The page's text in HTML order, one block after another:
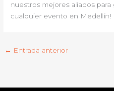
nuestros mejores aliados para
cualquier evento en Medellín!
← Entrada anterior